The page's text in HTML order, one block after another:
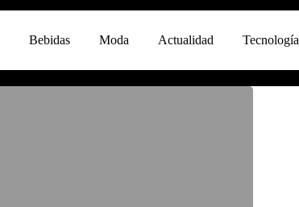
Bebidas Moda Actualidad Tecnología